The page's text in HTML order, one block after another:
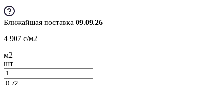
Ближайшая поставка 09.09.26
4 907 c/м2
м2
шт